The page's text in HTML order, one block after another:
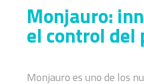
Monjauro:
el control del
Monjauro es uno de los